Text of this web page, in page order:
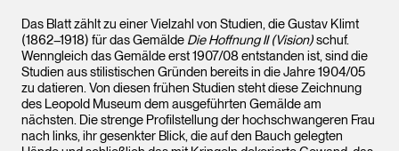
Das Blatt zählt zu einer Vielzahl von Studien, die Gustav Klimt
(1862–1918) für das Gemälde Die Hoffnung II (Vision)schuf.
Wenngleich das Gemälde erst 1907/08 entstanden ist, sind die
Studien aus stilistischen Gründen bereits in die Jahre 1904/05
zu datieren. Von diesen frühen Studien steht diese Zeichnung
des Leopold Museum dem ausgeführten Gemälde am
nächsten. Die strenge Profilstellung der hochschwangeren Frau
nach links, ihr gesenkter Blick, die auf den Bauch gelegten